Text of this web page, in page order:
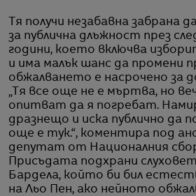
Тя получи незабавна забрана
за публична длъжност през
години, което включва
и има малък шанс да промени
обжалването е насрочено за
„Тя все още не е мъртва, но
опитват да я погребат.
дразнещо и иска публично да
още е тук.“, коментира под
депутат от Националния
Присъдата подхрани
Бардела, който би бил
на Льо Пен, ако нейното